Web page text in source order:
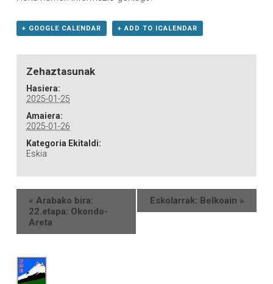
+ GOOGLE CALENDAR + ADD TO ICALENDAR
Zehaztasunak
Hasiera:
2025-01-25
Amaiera:
2025-01-26
Kategoria Ekitaldi:
Eskia
« Arabako bira:
22.etapa: Okondo-
Areta
Eskolarrak: Belkoain »